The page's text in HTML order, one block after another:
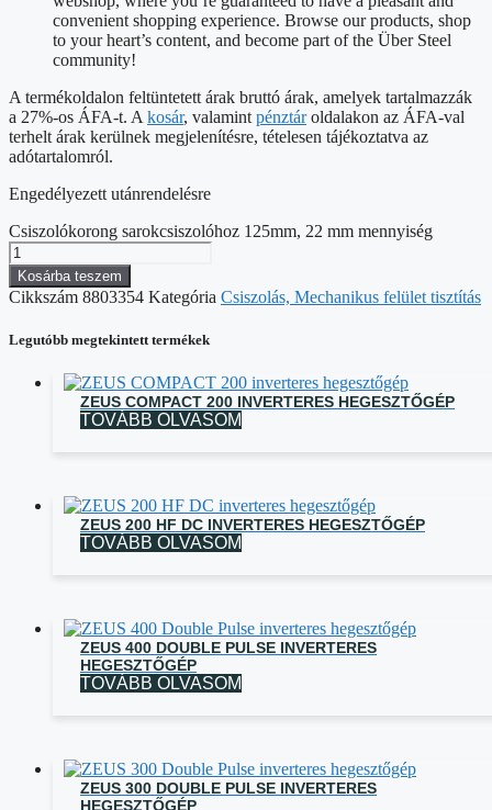
convenient shopping experience. Browse our products, shop
to your heart’s content, and become part of the Über Steel
community!
A termékoldalon feltüntetett árak bruttó árak, amelyek tartalmazzák
a 27%-os ÁFA-t. A kosár, valamint pénztároldalakon az ÁFA-val
terhelt árak kerülnek megjelenítésre, tételesen tájékoztatva az
adótartalomról.
Engedélyezett utánrendelésre
Csiszolókorong sarokcsiszolóhoz 125mm, 22 mm mennyiség
Kosárba teszem
Cikkszám 8803354 Kategória Csiszolás, Mechanikus felület tisztítás
Legutóbb megtekintett termékek
ZEUS COMPACT 200 INVERTERES HEGESZTŐGÉP
TOVÁBB OLVASOM
ZEUS 200 HF DC INVERTERES HEGESZTŐGÉP
TOVÁBB OLVASOM
ZEUS 400 DOUBLE PULSE INVERTERES
HEGESZTŐGÉP
TOVÁBB OLVASOM
ZEUS 300 DOUBLE PULSE INVERTERES
HEGESZTŐGÉP